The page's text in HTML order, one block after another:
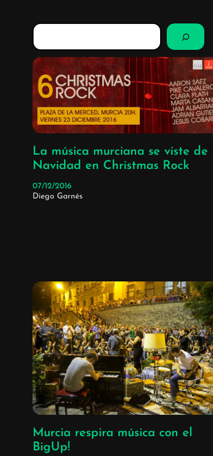
B
u
c
r
La música murciana se viste de
Navidad en Christmas Rock
07/12/2016
Diego Garnés
Murcia respira música con el
BigUp!